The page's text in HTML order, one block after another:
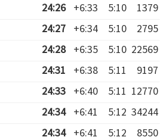
24:26 +6:33 5:10 1379
24:27 +6:34 5:10 2795
24:28 +6:35 5:10 22569
24:31 +6:38 5:11 9197
24:33 +6:40 5:11 12770
24:34 +6:41 5:12 34244
24:34 +6:41 5:12 8550